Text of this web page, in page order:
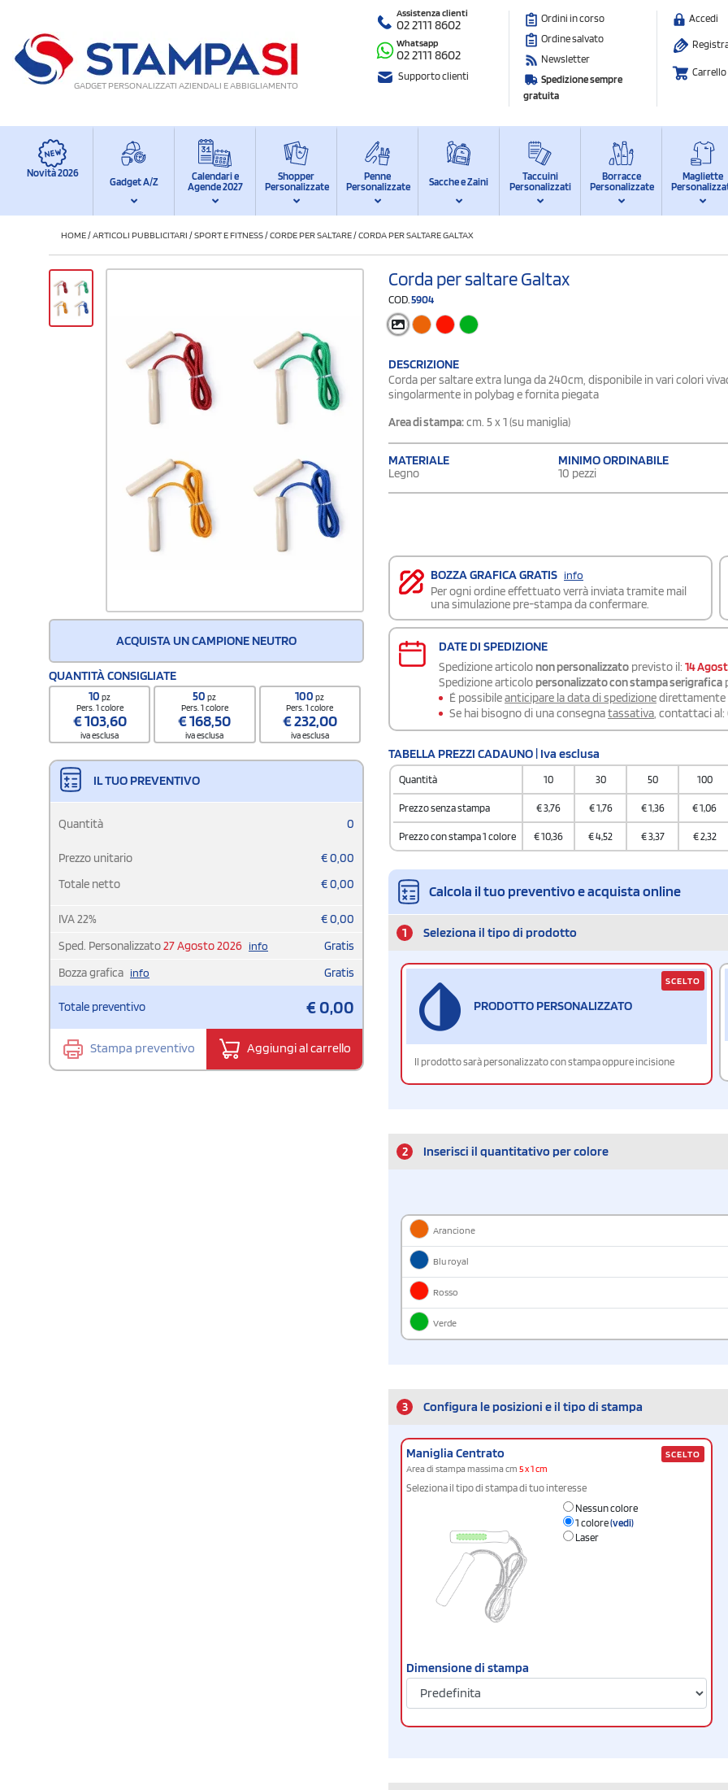
GADGET PERSONALIZZATI AZIENDALI E ABBIGLIAMENTO
Assistenza clienti
02 2111 8602
Whatsapp
02 2111 8602
Supporto clienti
Ordini in corso
Ordine salvato
Newsletter
Spedizione sempre
gratuita
Accedi
Carrello
Novità 2026
Gadget A/Z
Calendari e
Agende 2027
Shopper
Personalizzate
Penne
Personalizzate
Sacche e Zaini
Taccuini
Personalizzati
Borracce
Personalizzate
Magliette
HOME/ARTICOLI PUBBLICITARI /SPORT E FITNESS/CORDE PER SALTARE/CORDA PER SALTARE GALTAX
ACQUISTA UN CAMPIONE NEUTRO
QUANTITÀ CONSIGLIATE
10pz
Pers. 1 colore
€103,60
iva esclusa
50pz
Pers. 1 colore
€168,50
iva esclusa
100pz
Pers. 1 colore
€232,00
iva esclusa
IL TUO PREVENTIVO
Quantità 0
Prezzo unitario €0,00
Totale netto
€0,00
IVA22% €0,00
Sped. Personalizzato27 Agosto 2026 info
Gratis
Bozza grafica info Gratis
Totale preventivo €0,00
Stampa preventivo Aggiungi al carrello
Corda per saltare Galtax
COD. 5904
DESCRIZIONE
Corda per saltare extra lunga da 240cm, disponibile in vari colori
singolarmente in polybag e fornita piegata
Area di stampa:cm. 5 x 1 (su maniglia)
MATERIALE
Legno
MINIMO ORDINABILE
10 pezzi
BOZZA GRAFICA GRATIS info
Per ogni ordine effettuato verrà inviata tramite mail
una simulazione pre-stampa da confermare.
DATE DI SPEDIZIONE
Spedizione articolo non personalizzato previsto il: 14
Spedizione articolo personalizzato con stampa serigrafica
É possibileanticipare la data di spedizionedirettamente
Se hai bisogno di una consegnatassativa , contattaci al:
TABELLA PREZZI CADAUNO | Iva esclusa
Quantità 10 30 50 100
Prezzo senza stampa €3,76 €1,76 €1,36 €1,06
Prezzo con stampa 1 colore €10,36 €4,52 €3,37 €2,32
Calcola il tuo preventivo e acquista online
1 Seleziona il tipo di prodotto
PRODOTTO PERSONALIZZATO
Il prodotto sarà personalizzato con stampa oppure incisione
SCELTO
2 Inserisci il quantitativo per colore
Arancione
Blu royal
Rosso
Verde
3 Configura le posizioni e il tipo di stampa
Maniglia Centrato
Area di stampa massima cm 5 x 1 cm
Seleziona il tipo di stampa di tuo interesse
Nessun colore
1 colore(vedi)
Laser
Dimensione di stampa
SCELTO